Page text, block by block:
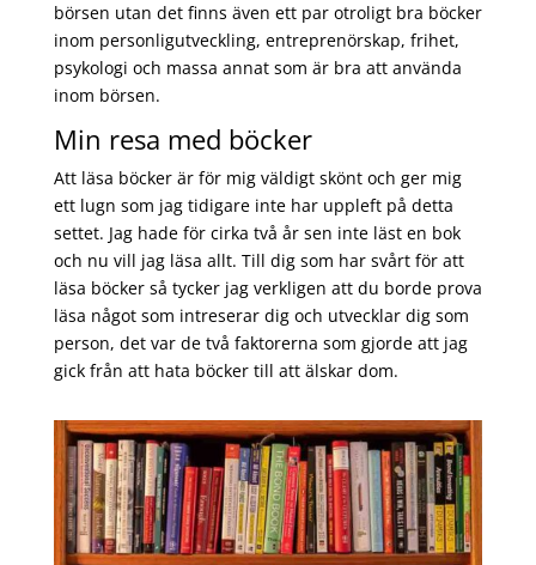
börsen utan det finns även ett par otroligt bra böcker
inom personligutveckling, entreprenörskap, frihet,
psykologi och massa annat som är bra att använda
inom börsen.
Min resa med böcker
Att läsa böcker är för mig väldigt skönt och ger mig
ett lugn som jag tidigare inte har uppleft på detta
settet. Jag hade för cirka två år sen inte läst en bok
och nu vill jag läsa allt. Till dig som har svårt för att
läsa böcker så tycker jag verkligen att du borde prova
läsa något som intreserar dig och utvecklar dig som
person, det var de två faktorerna som gjorde att jag
gick från att hata böcker till att älskar dom.